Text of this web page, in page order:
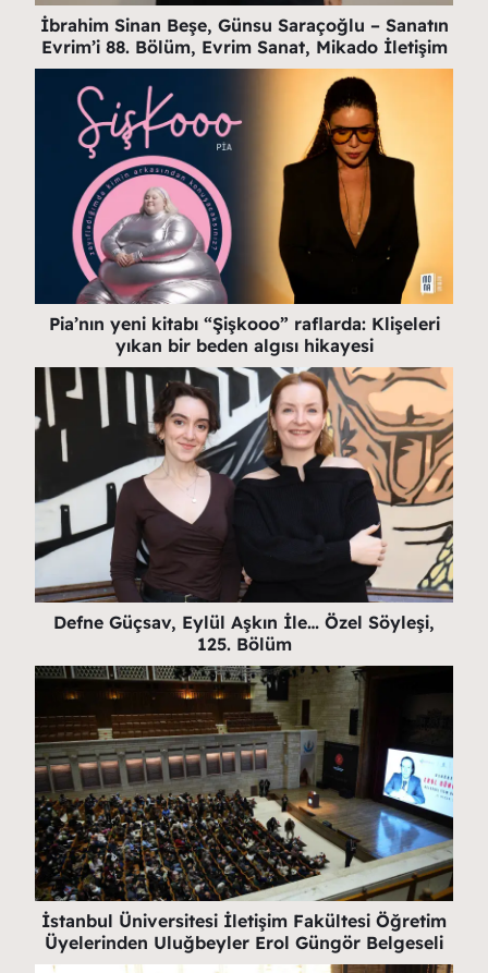
İbrahim Sinan Beşe, Günsu Saraçoğlu – Sanatın
Evrim’i 88. Bölüm, Evrim Sanat, Mikado İletişim
Pia’nın yeni kitabı “Şişkooo” raflarda: Klişeleri
yıkan bir beden algısı hikayesi
Defne Güçsav, Eylül Aşkın İle… Özel Söyleşi,
125. Bölüm
İstanbul Üniversitesi İletişim Fakültesi Öğretim
Üyelerinden Uluğbeyler Erol Güngör Belgeseli